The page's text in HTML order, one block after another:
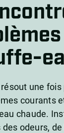
une fois
courants
chaude.
odeurs,